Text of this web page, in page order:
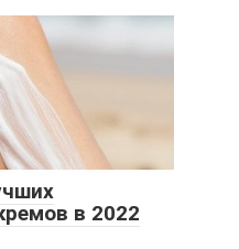
в 2022